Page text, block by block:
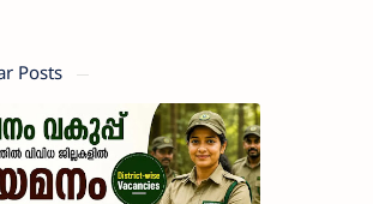
Posts